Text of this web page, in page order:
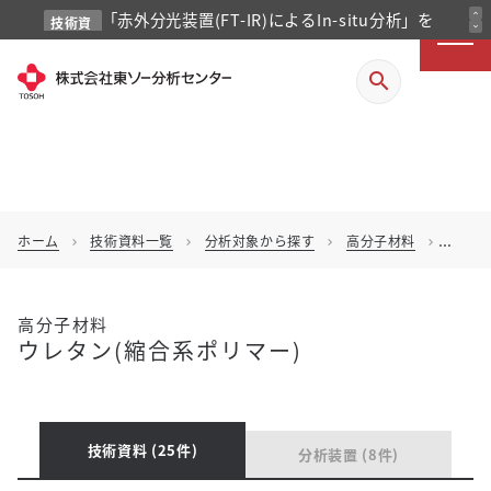
技術資
料
「赤外分光装置(FT-IR)によるIn-situ分析」を
掲載しました
expand_less
expand_more
search
ホーム chevron_right 技術資料一覧 chevron_right 分析対象から探す chevron_right 高分子材料 chevron_right ウレ
高分子材料
ウレタン(縮合系ポリマー)
技術資料 (25件) 分析装置 (8件)